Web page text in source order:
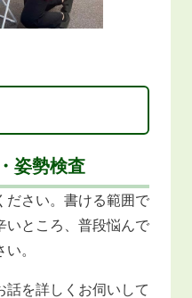
姿勢検査
ださい。書ける範囲で
いところ、普段悩んで
。
話を詳しくお伺いして